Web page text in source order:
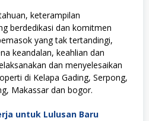
keterampilan
berdedikasi dan komitmen
yang tak tertandingi,
keandalan, keahlian dan
dan menyelesaikan
di Kelapa Gading, Serpong,
Makassar dan bogor.
untuk Lulusan Baru